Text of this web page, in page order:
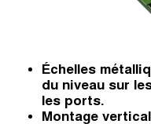
Échelles
du niveau sur
les ports.
Montage